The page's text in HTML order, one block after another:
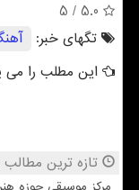
5.0
/ 5
تگهای خبر:
این مطلب را می
تازه ترین مطالب